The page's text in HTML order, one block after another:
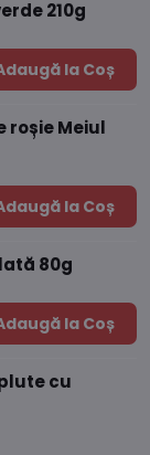
210g
la Coș
roșie Meiul
la Coș
80g
la Coș
cu